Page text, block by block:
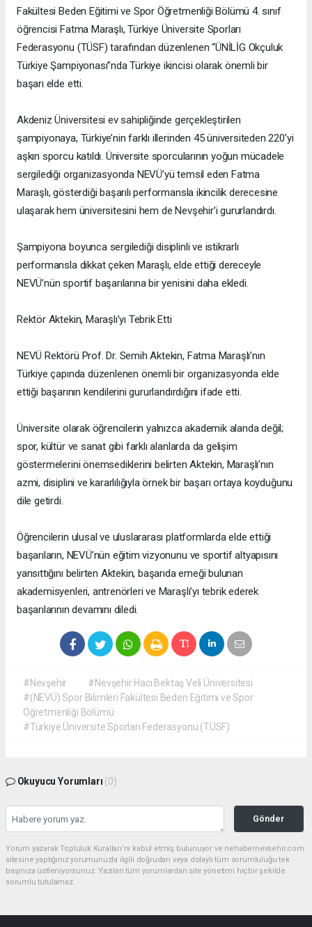
Fakültesi Beden Eğitimi ve Spor Öğretmenliği Bölümü 4. sınıf
öğrencisi Fatma Maraşlı, Türkiye Üniversite Sporları
Federasyonu (TÜSF) tarafından düzenlenen “ÜNİLİG Okçuluk
Türkiye Şampiyonası”nda Türkiye ikincisi olarak önemli bir
başarı elde etti.
Akdeniz Üniversitesi ev sahipliğinde gerçekleştirilen
şampiyonaya, Türkiye’nin farklı illerinden 45 üniversiteden 220’yi
aşkın sporcu katıldı. Üniversite sporcularının yoğun mücadele
sergilediği organizasyonda NEVÜ’yü temsil eden Fatma
Maraşlı, gösterdiği başarılı performansla ikincilik derecesine
ulaşarak hem üniversitesini hem de Nevşehir’i gururlandırdı.
Şampiyona boyunca sergilediği disiplinli ve istikrarlı
performansla dikkat çeken Maraşlı, elde ettiği dereceyle
NEVÜ’nün sportif başarılarına bir yenisini daha ekledi.
Rektör Aktekin, Maraşlı’yı Tebrik Etti
NEVÜ Rektörü Prof. Dr. Semih Aktekin, Fatma Maraşlı’nın
Türkiye çapında düzenlenen önemli bir organizasyonda elde
ettiği başarının kendilerini gururlandırdığını ifade etti.
Üniversite olarak öğrencilerin yalnızca akademik alanda değil;
spor, kültür ve sanat gibi farklı alanlarda da gelişim
göstermelerini önemsediklerini belirten Aktekin, Maraşlı’nın
azmi, disiplini ve kararlılığıyla örnek bir başarı ortaya koyduğunu
dile getirdi.
Öğrencilerin ulusal ve uluslararası platformlarda elde ettiği
başarıların, NEVÜ’nün eğitim vizyonunu ve sportif altyapısını
yansıttığını belirten Aktekin, başarıda emeği bulunan
akademisyenleri, antrenörleri ve Maraşlı’yı tebrik ederek
başarılarının devamını diledi.
#Nevşehir
#Nevşehir Hacı Bektaş Veli Üniversitesi
#(NEVÜ) Spor Bilimleri Fakültesi Beden Eğitimi ve Spor
Öğretmenliği Bölümü
#Türkiye Üniversite Sporları Federasyonu (TÜSF)
Okuyucu Yorumları (0)
Gönder
Yorum yazarak Topluluk Kuralları’nı kabul etmiş bulunuyor ve nehabernevsehir.com
sitesine yaptığınız yorumunuzla ilgili doğrudan veya dolaylı tüm sorumluluğu tek
başınıza üstleniyorsunuz. Yazılan tüm yorumlardan site yönetimi hiçbir şekilde
sorumlu tutulamaz.